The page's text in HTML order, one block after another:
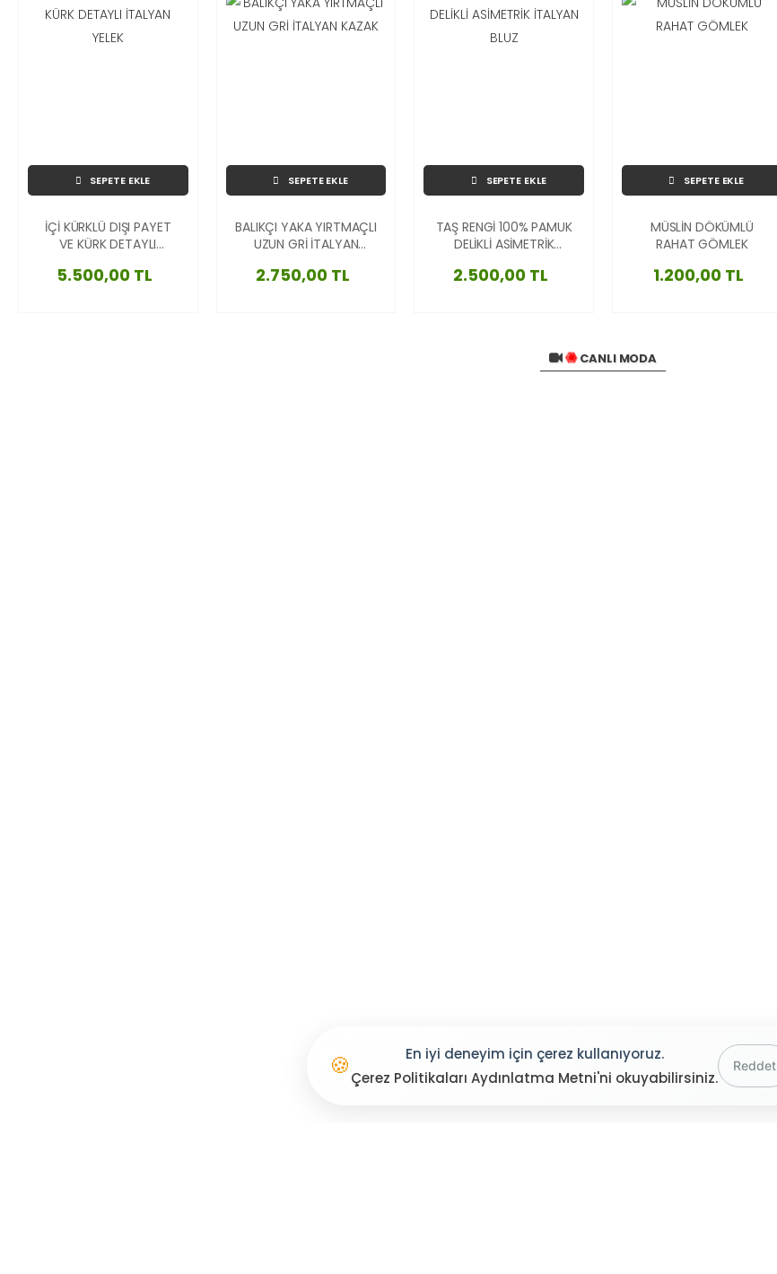
SEPETE EKLE
İÇİ KÜRKLÜ DIŞI PAYET
VE KÜRK DETAYLI
5.500,00 TL
SEPETE EKLE
BALIKÇI YAKA YIRTMAÇLI
UZUN GRİ İTALYAN
2.750,00 TL
SEPETE EKLE
TAŞ RENGİ 100% PAMUK
DELİKLİ ASİMETRİK
2.500,00 TL
SEPETE EKLE
MÜSLİN DÖKÜMLÜ
RAHAT GÖMLEK
1.200,00 TL
CANLI MODA
🍪
En iyi deneyim için çerez kullanıyoruz.
Çerez Politikaları Aydınlatma Metni'ni okuyabilirsiniz.
Reddet